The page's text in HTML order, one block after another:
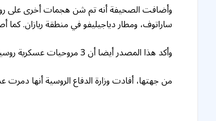
وأضافت الصحيفة أنه تم شن هجمات أخرى على
ساراتوف، ومطار دياجيليفو في منطقة ريازان.
وأكد هذا المصدر أيضا أن 3 مروحيات عسكرية روسية تعرضت لأعمال تخريب” في منطقة موسكو.
من جهتها، أفادت وزارة الدفاع الروسية أنها